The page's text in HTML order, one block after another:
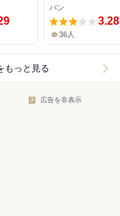
パン
3.28
36人
もっと見る
広告を非表示